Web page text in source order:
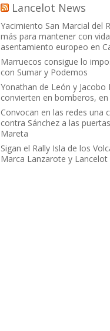
Lancelot News
Yacimiento San Marcial del
más para mantener con
asentamiento europeo en
Marruecos consigue lo
con Sumar y Podemos
Yonathan de León y Jacobo
convierten en bomberos,
Convocan en las redes una
contra Sánchez a las
Mareta
Sigan el Rally Isla de los
Marca Lanzarote y Lancelot